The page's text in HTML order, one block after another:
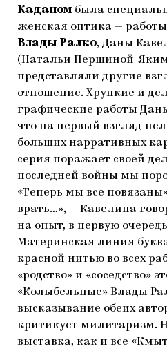
Каданом была
женская оптика — работы
Влады Ралко, Даны
(Натальи Першиной-
представляли другие
отношение. Хрупкие и
графические работы
что на первый взгляд
больших нарративных
серия поражает своей
последней войны мы
«Теперь мы все
врать…», — Кавелина
на опыт, в первую
Материнская линия
красной нитью во всех
«родство» и «соседство»
«Колыбельные» Влады
высказывание обеих
критикует милитаризм.
выставка, как и все